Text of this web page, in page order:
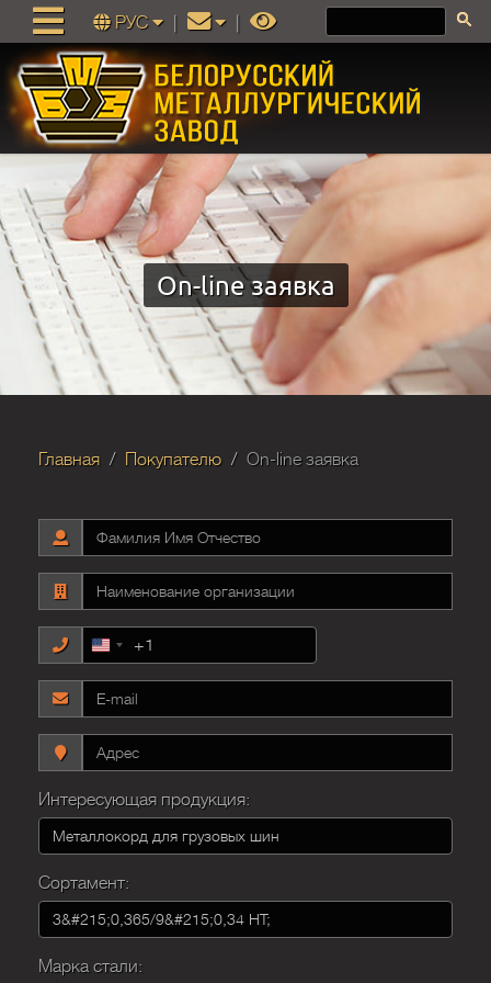
РУС
On-line заявка
Главная Покупателю On-line заявка
United
+1
+1
Интересующая продукция:
Сортамент:
Марка стали: